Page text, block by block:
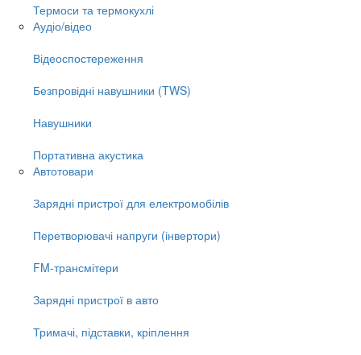
Термоси та термокухлі
Аудіо/відео
Відеоспостереження
Безпровідні навушники (TWS)
Навушники
Портативна акустика
Автотовари
Зарядні пристрої для електромобілів
Перетворювачі напруги (інвертори)
FM-трансмітери
Зарядні пристрої в авто
Тримачі, підставки, кріплення